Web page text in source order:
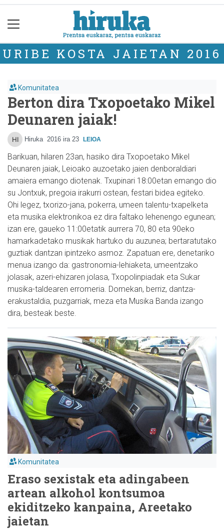
URIBE KOSTA JAIETAN 2016
Komunitatea
Berton dira Txopoetako Mikel
Deunaren jaiak!
Hiruka 2016 ira 23 LEIOA
Barikuan, hilaren 23an, hasiko dira Txopoetako Mikel
Deunaren jaiak, Leioako auzoetako jaien den­boraldiari
amaiera emango diotenak. Txupinari 18:00etan emango dio
su Jontxuk, pregoia irakurri ostean, festari bidea egiteko.
Ohi legez, txorizo-jana, pokerra, umeen talentu-txapelketa
eta musika elektronikoa ez dira faltako lehenengo egunean;
izan ere, gaueko 11:00etatik aurrera 70, 80 eta 90eko
hamarkadetako musikak hartuko du auzunea; bertaratutako
guztiak dantzan ipintzeko asmoz. Zapatuan ere, denetariko
menua izango da: gastronomia-lehiaketa, umeentzako
jolasak, azeri-ehizaren jolasa, Txopolinpiadak eta Sukar
musika-taldearen erromeria. Domekan, berriz, dantza-
erakustaldia, puzgarriak, meza eta Musika Banda izango
dira, besteak beste.
Komunitatea
Eraso sexistak eta adingabeen
artean alkohol kontsumoa
ekiditzeko kanpaina, Areetako
jaietan